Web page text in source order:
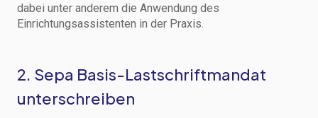
dabei unter anderem die Anwendung des
Einrichtungsassistenten in der Praxis.
2. Sepa Basis-Lastschriftmandat
unterschreiben